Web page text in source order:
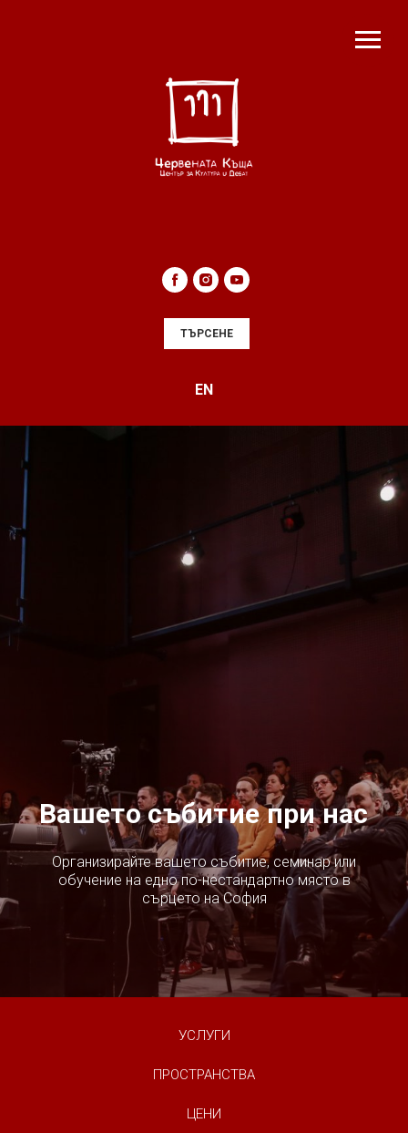
ТЪРСЕНЕ
EN
Вашето събитие при нас
Oрганизирайте вашето събитие, семинар или
обучение на едно по-нестандартно място в
сърцето на София
УСЛУГИ
ПРОСТРАНСТВА
ЦЕНИ